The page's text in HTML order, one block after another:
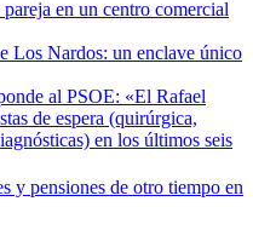
en un centro comercial
Los Nardos: un enclave único
al PSOE: «El Rafael
de espera (quirúrgica,
en los últimos seis
pensiones de otro tiempo en